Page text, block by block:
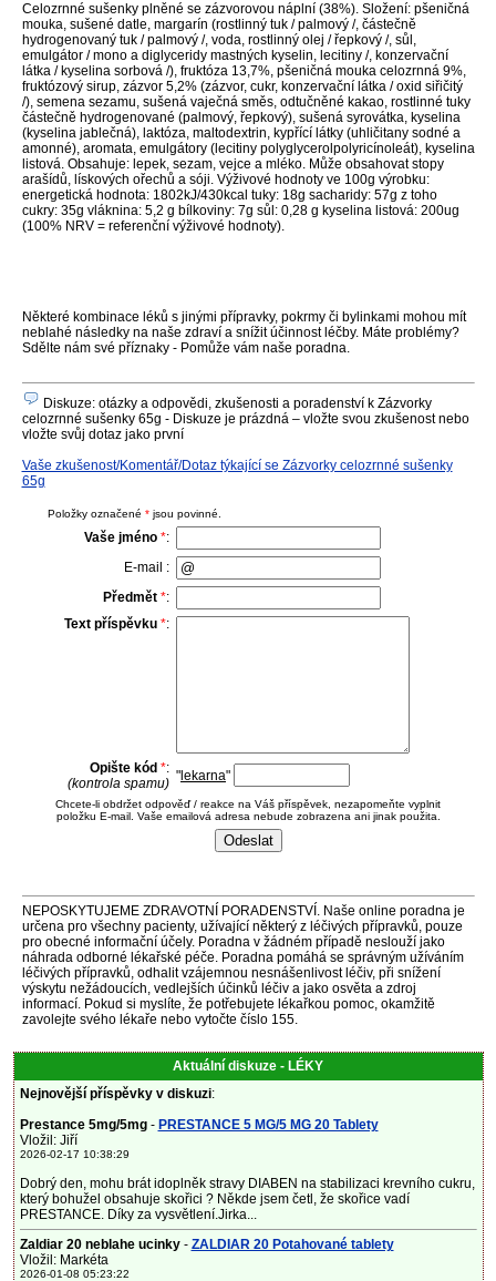
Celozrnné sušenky plněné se zázvorovou náplní (38%). Složení: pšeničná
mouka, sušené datle, margarín (rostlinný tuk / palmový /, částečně
hydrogenovaný tuk / palmový /, voda, rostlinný olej / řepkový /, sůl,
emulgátor / mono a diglyceridy mastných kyselin, lecitiny /, konzervační
látka / kyselina sorbová /), fruktóza 13,7%, pšeničná mouka celozrnná 9%,
fruktózový sirup, zázvor 5,2% (zázvor, cukr, konzervační látka / oxid siřičitý
/), semena sezamu, sušená vaječná směs, odtučněné kakao, rostlinné tuky
částečně hydrogenované (palmový, řepkový), sušená syrovátka, kyselina
(kyselina jablečná), laktóza, maltodextrin, kypřící látky (uhličitany sodné a
amonné), aromata, emulgátory (lecitiny polyglycerolpolyricínoleát), kyselina
listová. Obsahuje: lepek, sezam, vejce a mléko. Může obsahovat stopy
arašídů, lískových ořechů a sóji. Výživové hodnoty ve 100g výrobku:
energetická hodnota: 1802kJ/430kcal tuky: 18g sacharidy: 57g z toho
cukry: 35g vláknina: 5,2 g bílkoviny: 7g sůl: 0,28 g kyselina listová: 200ug
(100% NRV = referenční výživové hodnoty).
Některé kombinace léků s jinými přípravky, pokrmy či bylinkami mohou mít
neblahé následky na naše zdraví a snížit účinnost léčby. Máte problémy?
Sdělte nám své příznaky - Pomůže vám naše poradna.
Diskuze: otázky a odpovědi, zkušenosti a poradenství k Zázvorky
celozrnné sušenky 65g - Diskuze je prázdná – vložte svou zkušenost nebo
vložte svůj dotaz jako první
Vaše zkušenost/Komentář/Dotaz týkající se Zázvorky celozrnné sušenky
65g
Položky označené * jsou povinné.
Vaše jméno *:
E-mail :
Předmět *:
Text příspěvku *:
Opište kód *:
(kontrola spamu) " lekarna"
Chcete-li obdržet odpověď / reakce na Váš příspěvek, nezapomeňte vyplnit
položku E-mail. Vaše emailová adresa nebude zobrazena ani jinak použita.
NEPOSKYTUJEME ZDRAVOTNÍ PORADENSTVÍ. Naše online poradna je
určena pro všechny pacienty, užívající některý z léčivých přípravků, pouze
pro obecné informační účely. Poradna v žádném případě neslouží jako
náhrada odborné lékařské péče. Poradna pomáhá se správným užíváním
léčivých přípravků, odhalit vzájemnou nesnášenlivost léčiv, při snížení
výskytu nežádoucích, vedlejších účinků léčiv a jako osvěta a zdroj
informací. Pokud si myslíte, že potřebujete lékařkou pomoc, okamžitě
zavolejte svého lékaře nebo vytočte číslo 155.
Aktuální diskuze - LÉKY
Nejnovější příspěvky v diskuzi:
Prestance 5mg/5mg- PRESTANCE 5 MG/5 MG 20 Tablety
Vložil: Jiří
2026-02-17 10:38:29
Dobrý den, mohu brát idoplněk stravy DIABEN na stabilizaci krevního cukru,
který bohužel obsahuje skořici ? Někde jsem četl, že skořice vadí
PRESTANCE. Díky za vysvětlení.Jirka...
Zaldiar 20 neblahe ucinky- ZALDIAR 20 Potahované tablety
Vložil: Markéta
2026-01-08 05:23:22